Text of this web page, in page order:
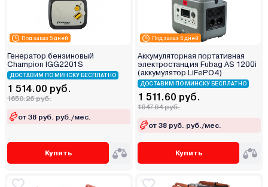
Под заказ 5 дней
Генератор бензиновый
Champion IGG2201S
ДОСТАВИМ ПО МИНСКУ БЕСПЛАТНО
1 514.00 руб.
1650.26 руб.
от 38 руб. руб./мес.
Купить
Под заказ 5 дней
Аккумуляторная портативная
электростанция Fubag AS 1200i
(аккумулятор LiFePO4)
ДОСТАВИМ ПО МИНСКУ БЕСПЛАТНО
1 511.60 руб.
1647.64 руб.
от 38 руб. руб./мес.
Купить